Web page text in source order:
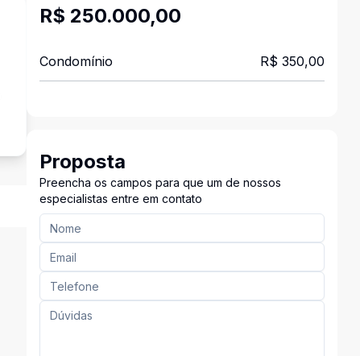
R$ 250.000,00
Condomínio R$ 350,00
Proposta
Preencha os campos para que um de nossos
especialistas entre em contato